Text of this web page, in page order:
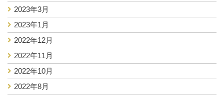
2023年3月
2023年1月
2022年12月
2022年11月
2022年10月
2022年8月